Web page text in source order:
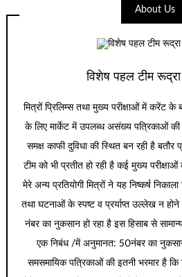
About Us
विशेष पहल टीम
मित्रों प्रिलिम्स तथा मुख्य परीक्षाओं में करेंट के
के लिए मार्केट में उपलब्ध असंख्य पत्रिकाओं की
समक्ष काफी दुविधा की स्थित बन रही है बतौर
टीम को भी प्रतीत हो रही है कई मुख्य परीक्षाओं
मेरे अन्य प्रतियोगी मित्रों ने यह निष्कर्ष
तथा घटनाओं के स्पष्ट व प्रर्याप्त उल्लेख न
नंबर का नुकसान हो रहा है इस हिसाब से
एक निबंध /में अनुमानत: 50नंबर का नुकसान
समसमायिक पत्रिकाओं की इतनी भरमार है